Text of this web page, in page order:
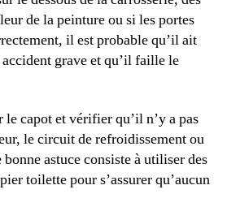
de la peinture ou si les portes
il est probable qu’il ait
grave et qu’il faille le
capot et vérifier qu’il n’y a pas
le circuit de refroidissement ou
astuce consiste à utiliser des
toilette pour s’assurer qu’aucun